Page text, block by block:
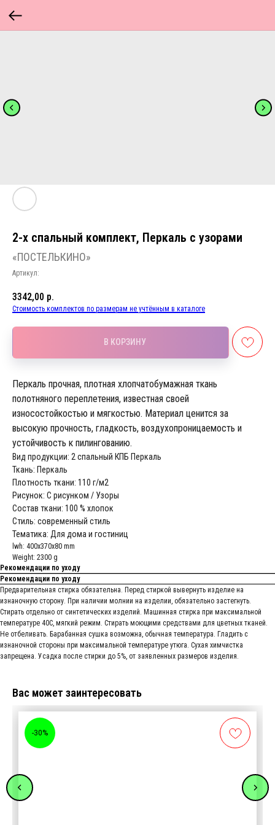
2-х спальный комплект, Перкаль с узорами
«ПОСТЕЛЬКИНО»
Артикул:
3342,00 р.
Стоимость комплектов по размерам не учтённым в каталоге
В КОРЗИНУ
Перкаль прочная, плотная хлопчатобумажная ткань
полотняного переплетения, известная своей
износостойкостью и мягкостью. Материал ценится за
высокую прочность, гладкость, воздухопроницаемость и
устойчивость к пилингованию.
Вид продукции: 2 спальный КПБ Перкаль
Ткань: Перкаль
Плотность ткани: 110 г/м2
Рисунок: С рисунком / Узоры
Состав ткани: 100 % хлопок
Стиль: современный стиль
Тематика: Для дома и гостиниц
lwh: 400x370x80 mm
Weight: 2300 g
Рекомендации по уходу
Рекомендации по уходу
Предварительная стирка обязательна. Перед стиркой вывернуть изделие на
изнаночную сторону. При наличии молнии на изделии, обязательно застегнуть.
Стирать отдельно от синтетических изделий. Машинная стирка при максимальной
температуре 40С, мягкий режим. Стирать моющими средствами для цветных тканей.
Не отбеливать. Барабанная сушка возможна, обычная температура. Гладить с
изнаночной стороны при максимальной температуре утюга. Сухая химчистка
запрещена. Усадка после стирки до 5%, от заявленных размеров изделия.
Вас может заинтересовать
-30%